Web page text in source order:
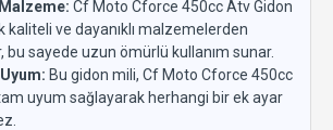
Malzeme: Cf Moto Cforce 450cc Atv Gidon
kaliteli ve dayanıklı malzemelerden
bu sayede uzun ömürlü kullanım sunar.
Bu gidon mili, Cf Moto Cforce 450cc
uyum sağlayarak herhangi bir ek ayar